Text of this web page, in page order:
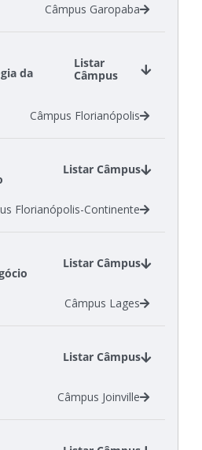
Câmpus Garopaba
da
Listar
Câmpus
Câmpus Florianópolis
Listar Câmpus
Florianópolis-Continente
Listar Câmpus
Câmpus Lages
Listar Câmpus
Câmpus Joinville